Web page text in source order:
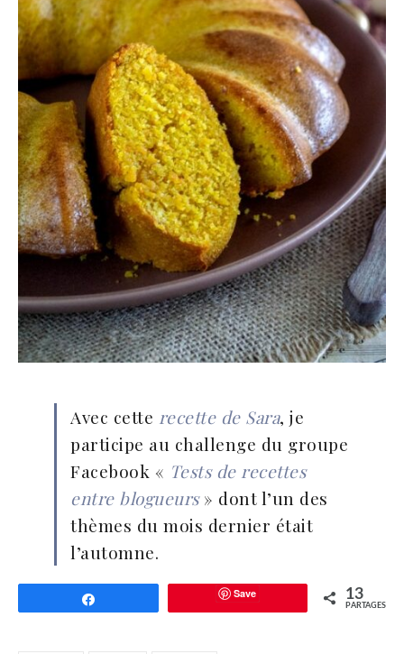
Avec cette recette de Sara, je
participe au challenge du groupe
Facebook « Tests de recettes
entre blogueurs» dont l’un des
thèmes du mois dernier était
l’automne.
Save 13
PARTAGES